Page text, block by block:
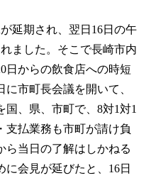
延期され、翌日16日の午
ました。そこで長崎市内
日からの飲食店への時短
市町長会議を開いて、
、県、市町で、8対1対1
支払業務も市町が請け負
ら当日の了解はしかねる
会見が延びたと、16日